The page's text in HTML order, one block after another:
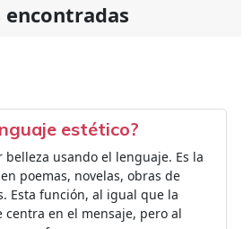
estético?
belleza usando el lenguaje. Es la
poemas, novelas, obras de
Esta función, al igual que la
centra en el mensaje, pero al